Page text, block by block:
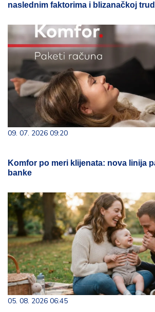
naslednim faktorima i blizanačkoj
09. 07. 2026 09:20
Komfor po meri klijenata: nova linija
banke
05. 08. 2026 06:45